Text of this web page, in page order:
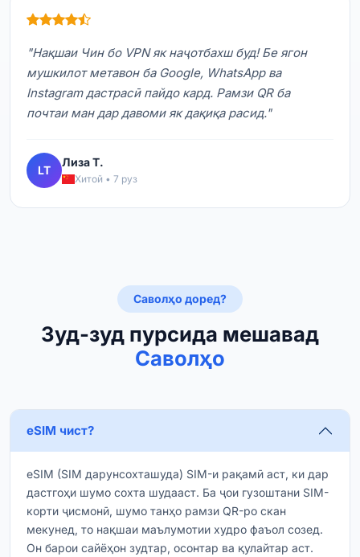
"Нақшаи Чин бо VPN як наҷотбахш буд! Бе ягон
мушкилот метавон ба Google, WhatsApp ва
Instagram дастрасӣ пайдо кард. Рамзи QR ба
почтаи ман дар давоми як дақиқа расид."
LT
Лиза Т.
Хитой • 7 руз
Саволҳо доред?
Зуд-зуд пурсида мешавад
Саволҳо
eSIM чист?
eSIM (SIM дарунсохташуда) SIM-и рақамӣ аст, ки дар
дастгоҳи шумо сохта шудааст. Ба ҷои гузоштани SIM-
корти ҷисмонӣ, шумо танҳо рамзи QR-ро скан
мекунед, то нақшаи маълумотии худро фаъол созед.
Он барои сайёҳон зудтар, осонтар ва қулайтар аст.